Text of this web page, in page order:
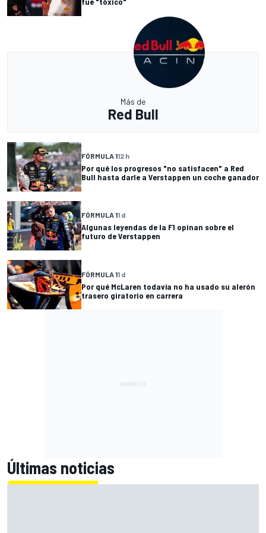
Más de
Red Bull
FÓRMULA 112 h
Por qué los progresos "no satisfacen" a Red
Bull hasta darle a Verstappen un coche ganador
FÓRMULA 11 d
Algunas leyendas de la F1 opinan sobre el
futuro de Verstappen
FÓRMULA 11 d
Por qué McLaren todavía no ha usado su alerón
trasero giratorio en carrera
Últimas noticias